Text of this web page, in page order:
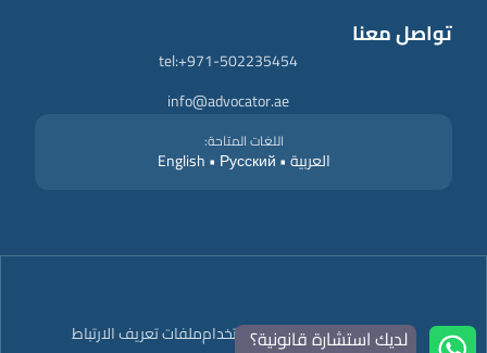
تواصل معنا
tel:+971-502235454
info@advocator.ae
اللغات المتاحة:
العربية • English • Русский
سياسة الخصوصيةشروط الاستخدامملفات تعريف الارتباط لديك استشارة قانونية؟